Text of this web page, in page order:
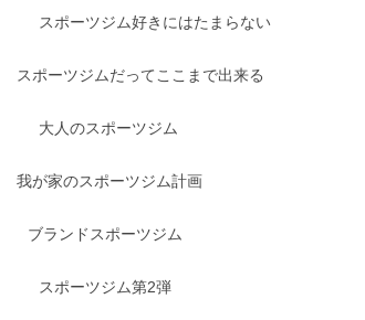
スポーツジム好きにはたまらない
スポーツジムだってここまで出来る
大人のスポーツジム
我が家のスポーツジム計画
ブランドスポーツジム
スポーツジム第2弾